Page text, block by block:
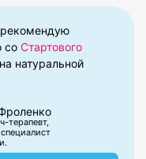
со Стартового
натуральной
терапевт,